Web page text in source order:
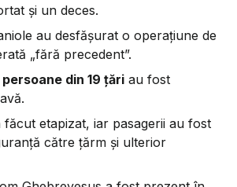
evacuați de pe MV Hondius
Paisprezece cetățeni
primii care ajung la țărm
și un deces.
au desfășurat o operațiune de
„fără precedent”.
din 19 țări au fost
făcut etapizat, iar pasagerii au fost
către țărm și ulterior